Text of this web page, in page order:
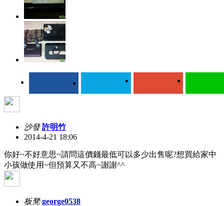
沙發 許明竹
2014-4-21 18:06
你好~不好意思~請問這價錢最低可以多少出售呢?想買給家中
小孩做使用~但預算又不高~謝謝^^
板凳 george0538